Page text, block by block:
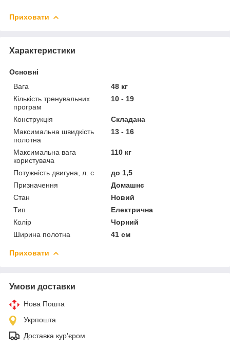
Приховати
Характеристики
Основні
Вага
48 кг
Кількість тренувальних
програм
10 - 19
Конструкція
Складана
Максимальна швидкість
полотна
13 - 16
Максимальна вага
користувача
110 кг
Потужність двигуна, л. с
до 1,5
Призначення
Домашнє
Стан
Новий
Тип
Електрична
Колір
Чорний
Ширина полотна
41 см
Приховати
Умови доставки
Нова Пошта
Укрпошта
Доставка кур'єром